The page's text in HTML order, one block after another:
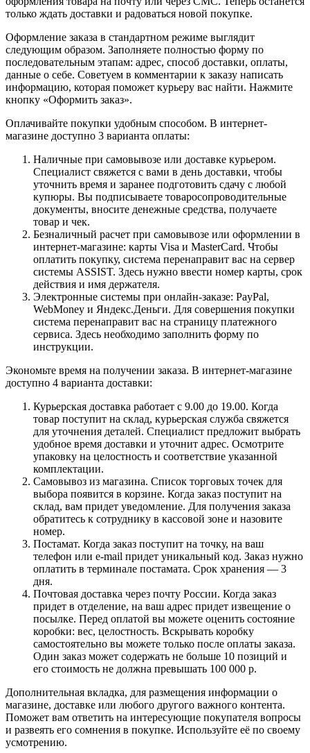
только ждать доставки и радоваться новой покупке.
Оформление заказа в стандартном режиме выглядит
следующим образом. Заполняете полностью форму по
последовательным этапам: адрес, способ доставки, оплаты,
данные о себе. Советуем в комментарии к заказу написать
информацию, которая поможет курьеру вас найти. Нажмите
кнопку «Оформить заказ».
Оплачивайте покупки удобным способом. В интернет-
магазине доступно 3 варианта оплаты:
Наличные при самовывозе или доставке курьером.
Специалист свяжется с вами в день доставки, чтобы
уточнить время и заранее подготовить сдачу с любой
купюры. Вы подписываете товаросопроводительные
документы, вносите денежные средства, получаете
товар и чек.
Безналичный расчет при самовывозе или оформлении в
интернет-магазине: карты Visa и MasterCard. Чтобы
оплатить покупку, система перенаправит вас на сервер
системы ASSIST. Здесь нужно ввести номер карты, срок
действия и имя держателя.
Электронные системы при онлайн-заказе: PayPal,
WebMoney и Яндекс.Деньги. Для совершения покупки
система перенаправит вас на страницу платежного
сервиса. Здесь необходимо заполнить форму по
инструкции.
Экономьте время на получении заказа. В интернет-магазине
доступно 4 варианта доставки:
Курьерская доставка работает с 9.00 до 19.00. Когда
товар поступит на склад, курьерская служба свяжется
для уточнения деталей. Специалист предложит выбрать
удобное время доставки и уточнит адрес. Осмотрите
упаковку на целостность и соответствие указанной
комплектации.
Самовывоз из магазина. Список торговых точек для
выбора появится в корзине. Когда заказ поступит на
склад, вам придет уведомление. Для получения заказа
обратитесь к сотруднику в кассовой зоне и назовите
номер.
Постамат. Когда заказ поступит на точку, на ваш
телефон или e-mail придет уникальный код. Заказ нужно
оплатить в терминале постамата. Срок хранения — 3
дня.
Почтовая доставка через почту России. Когда заказ
придет в отделение, на ваш адрес придет извещение о
посылке. Перед оплатой вы можете оценить состояние
коробки: вес, целостность. Вскрывать коробку
самостоятельно вы можете только после оплаты заказа.
Один заказ может содержать не больше 10 позиций и
его стоимость не должна превышать 100 000 р.
Дополнительная вкладка, для размещения информации о
магазине, доставке или любого другого важного контента.
Поможет вам ответить на интересующие покупателя вопросы
и развеять его сомнения в покупке. Используйте её по своему
усмотрению.